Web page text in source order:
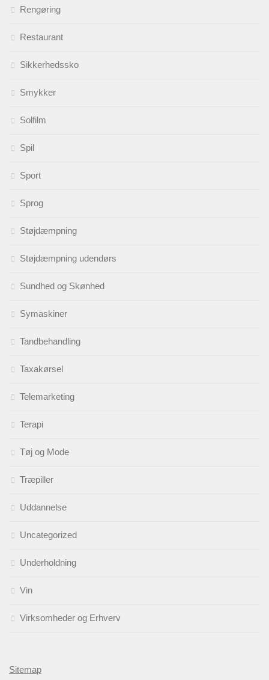
Rengøring
Restaurant
Sikkerhedssko
Smykker
Solfilm
Spil
Sport
Sprog
Støjdæmpning
Støjdæmpning udendørs
Sundhed og Skønhed
Symaskiner
Tandbehandling
Taxakørsel
Telemarketing
Terapi
Tøj og Mode
Træpiller
Uddannelse
Uncategorized
Underholdning
Vin
Virksomheder og Erhverv
Sitemap